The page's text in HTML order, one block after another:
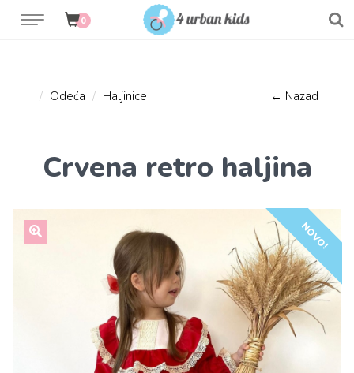
0
Odeća Haljinice ← Nazad
Crvena retro haljina
NOVO!